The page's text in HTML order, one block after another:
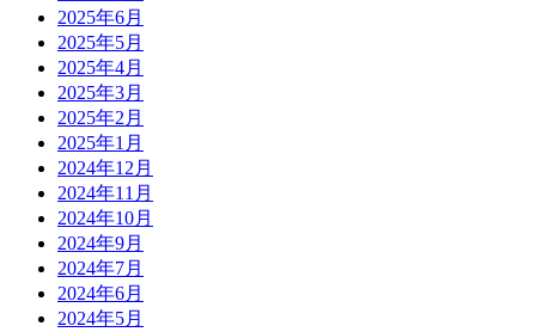
2025年6月
2025年5月
2025年4月
2025年3月
2025年2月
2025年1月
2024年12月
2024年11月
2024年10月
2024年9月
2024年7月
2024年6月
2024年5月